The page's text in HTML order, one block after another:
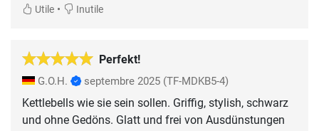
Utile • Inutile
Perfekt!
G.O.H. septembre 2025 (TF-MDKB5-4)
Kettlebells wie sie sein sollen. Griffig, stylish, schwarz
und ohne Gedöns. Glatt und frei von Ausdünstungen